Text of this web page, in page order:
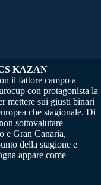
KAZAN
il fattore campo a
con protagonista la
mettere sui giusti binari
che stagionale. Di
sottovalutare
e Gran Canaria,
della stagione e
appare come